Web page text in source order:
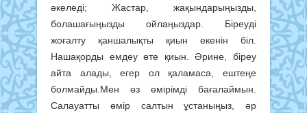
әкеледі; Жастар, жақындарыңызды,
болашағыңызды ойлаңыздар. Біреуді
жоғалту қаншалықты қиын екенін біл.
Нашақорды емдеу өте қиын. Әрине, біреу
айта алады, егер ол қаламаса, ештеңе
болмайды.Мен өз өмірімді бағалаймын.
Салауатты өмір салтын ұстаныңыз, әр